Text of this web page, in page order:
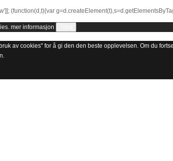
(function(d,t){var
mer informasjon
av cookies" for å gi den den beste opplevelsen. Om du